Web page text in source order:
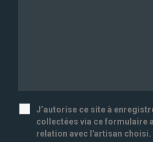
J’autorise ce site à
collectées via ce formulaire
relation avec l'artisan